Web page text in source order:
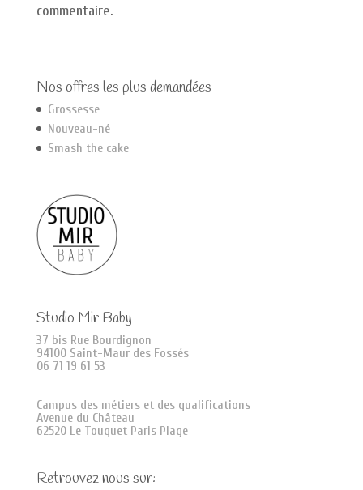
commentaire.
Nos offres les plus demandées
Grossesse
Nouveau-né
Smash the cake
Studio Mir Baby
37 bis Rue Bourdignon
94100 Saint-Maur des Fossés
06 71 19 61 53
Campus des métiers et des qualifications
Avenue du Château
62520 Le Touquet Paris Plage
Retrouvez nous sur: